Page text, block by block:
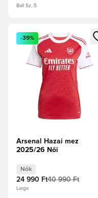
Ball Sz. 5
Megnyit egy modált a
-39%
Arsenal Hazai mez
2025/26 Női
Nők
24 990 Ft40 990 Ft
Large